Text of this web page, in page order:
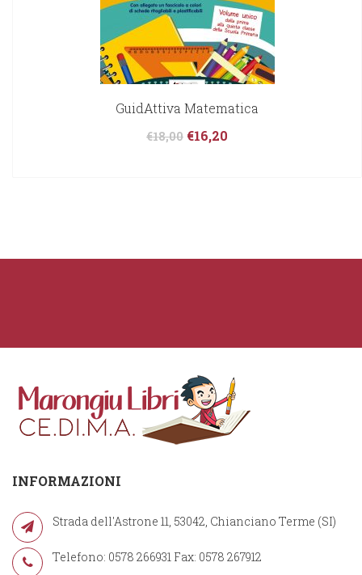
GuidAttiva Matematica
€18,00 €16,20
INFORMAZIONI
Strada dell'Astrone 11, 53042, Chianciano Terme (SI)
Telefono: 0578 266931 Fax: 0578 267912